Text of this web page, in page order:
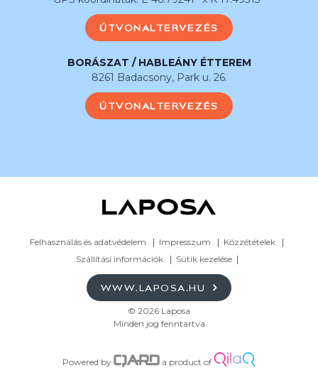
ÚTVONALTERVEZÉS
BORÁSZAT / HABLEÁNY ÉTTEREM
8261 Badacsony, Park u. 26.
ÚTVONALTERVEZÉS
Felhasználás és adatvédelem Impresszum
Közzétételek
Szállítási információk
Sütik kezelése
WWW.LAPOSA.HU
© 2026 Laposa
Minden jog fenntartva
Powered by a product of